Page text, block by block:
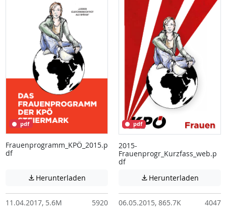
pdf
Frauenprogramm_KPÖ_2015.p
df
 Herunterladen Achtung: Diese Datei enthält unter
11.04.2017, 5.6M 5920
pdf
2015-
Frauenprogr_Kurzfass_web.p
df
 Herunterladen
06.05.2015, 865.7K 4047